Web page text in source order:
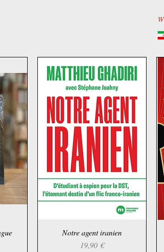
Schnellansicht
Notre agent iranien
Preis
19,90 €